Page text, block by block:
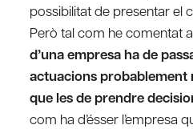
possibilitat de presentar el
Però tal com he comentat
d’una empresa ha de
actuacions probablement
que les de prendre
com ha d’ésser l’empresa